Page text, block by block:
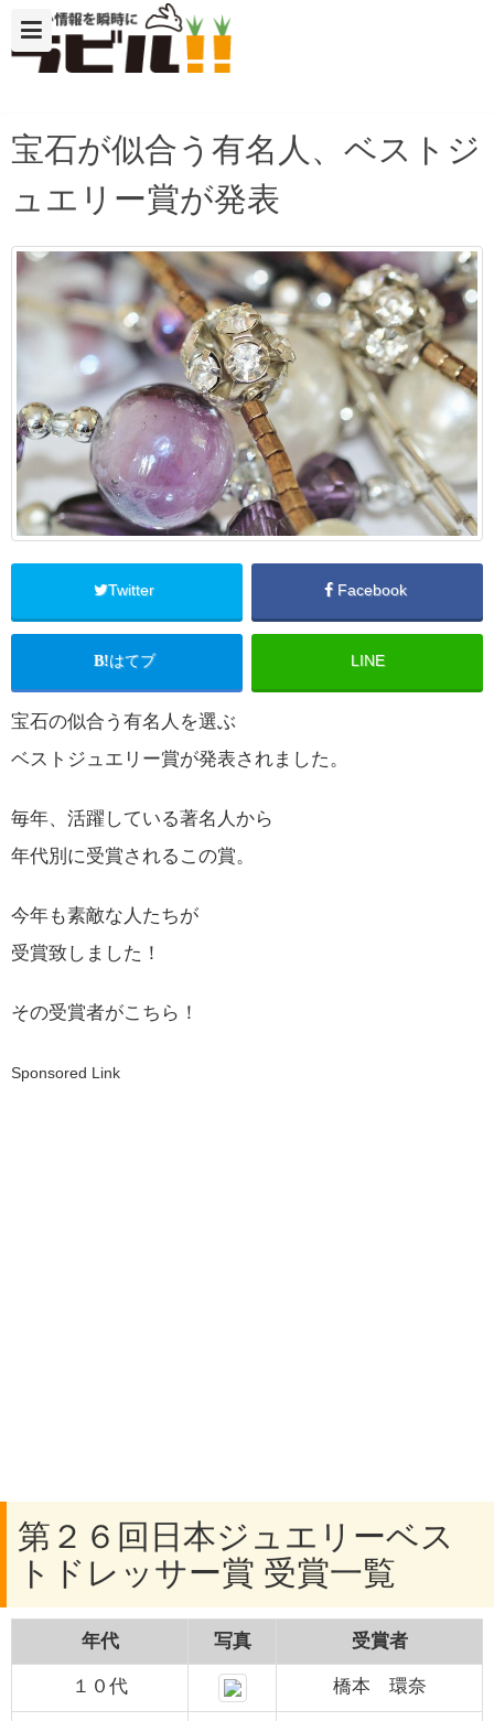
宝石が似合う有名人、ベストジ
ュエリー賞が発表
Twitter Facebook
はてブ LINE
宝石の似合う有名人を選ぶ
ベストジュエリー賞が発表されました。
毎年、活躍している著名人から
年代別に受賞されるこの賞。
今年も素敵な人たちが
受賞致しました！
その受賞者がこちら！
Sponsored Link
第２６回日本ジュエリーベス
トドレッサー賞 受賞一覧
年代 写真 受賞者
１０代 橋本 環奈